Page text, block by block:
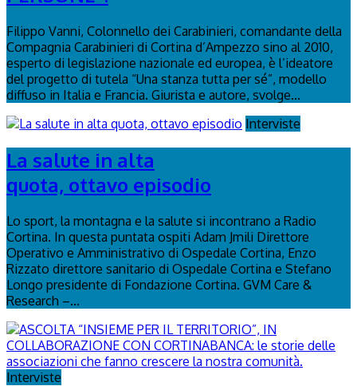
Filippo Vanni, Colonnello dei Carabinieri, comandante della
Compagnia Carabinieri di Cortina d’Ampezzo sino al 2010,
esperto di legislazione nazionale ed europea, è l’ideatore
del progetto di tutela “Una stanza tutta per sé”, modello
diffuso in Italia e Francia. Giurista e autore, svolge...
Interviste
La salute in alta
quota, ottavo episodio
Lo sport, la montagna e la salute si incontrano a Radio
Cortina. In questa puntata ospiti Adam Jmili Direttore
Operativo e Amministrativo di Ospedale Cortina, Enzo
Rizzato direttore sanitario di Ospedale Cortina e Stefano
Longo presidente di Fondazione Cortina. GVM Care &
Research –...
Interviste